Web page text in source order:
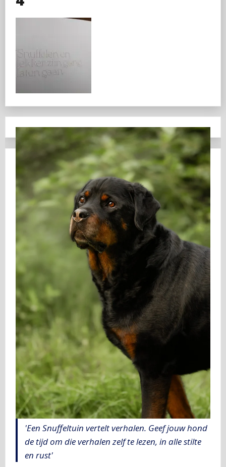
'Een Snuffeltuin vertelt verhalen. Geef jouw hond
de tijd om die verhalen zelf te lezen, in alle stilte
en rust'